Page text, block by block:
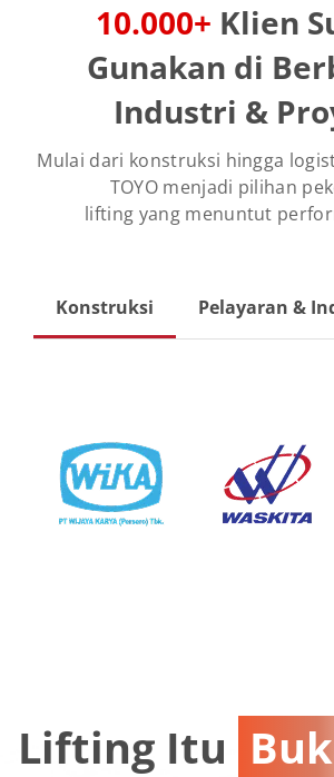
10.000+ Klien
Gunakan di
Industri &
Mulai dari konstruksi hingga
TOYO menjadi pilihan
lifting yang menuntut
Konstruksi Pelayaran &
Lifting Itu